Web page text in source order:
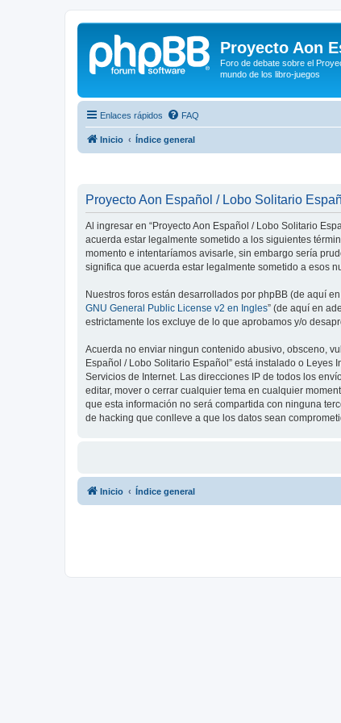
Proyecto Aon
Foro de debate sobre el
mundo de los libro-juegos
Enlaces rápidos FAQ
Inicio Índice general
Proyecto Aon Español / Lobo Solitario
Al ingresar en “Proyecto Aon Español / Lobo Solitario
acuerda estar legalmente sometido a los siguientes
momento e intentaríamos avisarle, sin embargo sería
significa que acuerda estar legalmente sometido a esos
Nuestros foros están desarrollados por phpBB (de aquí en
GNU General Public License v2 en Ingles” (de aquí en
estrictamente los excluye de lo que aprobamos y/o
Acuerda no enviar ningun contenido abusivo, obsceno,
Español / Lobo Solitario Español” está instalado o
Servicios de Internet. Las direcciones IP de todos los
editar, mover o cerrar cualquier tema en cualquier
que esta información no será compartida con ninguna
de hacking que conlleve a que los datos sean
Inicio Índice general